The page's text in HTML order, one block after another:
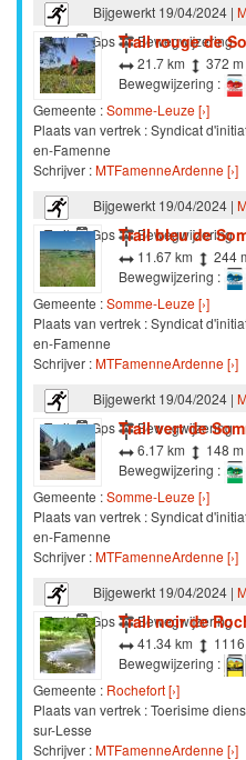
Bijgewerkt 19/04/2024 |
Trail
Gps Bewegwijzering
Trail rouge de
21.7 km
372 m
Bewegwijzering :
Gemeente :Somme-Leuze [›]
Plaats van vertrek : Syndicat
en-Famenne
Schrijver :MTFamenneArdenne [›]
Bijgewerkt 19/04/2024 |
Trail
Gps Bewegwijzering
Trail bleu de
11.67 km
244
Bewegwijzering :
Gemeente :Somme-Leuze [›]
Plaats van vertrek : Syndicat
en-Famenne
Schrijver :MTFamenneArdenne [›]
Bijgewerkt 19/04/2024 |
Trail
Gps Bewegwijzering
Trail vert de
6.17 km
148 m
Bewegwijzering :
Gemeente :Somme-Leuze [›]
Plaats van vertrek : Syndicat
en-Famenne
Schrijver :MTFamenneArdenne [›]
Bijgewerkt 19/04/2024 |
Trail
Gps Bewegwijzering
Trail noir de
41.34 km
Bewegwijzering :
Gemeente : Rochefort [›]
Plaats van vertrek : Toerisime
sur-Lesse
Schrijver :MTFamenneArdenne [›]